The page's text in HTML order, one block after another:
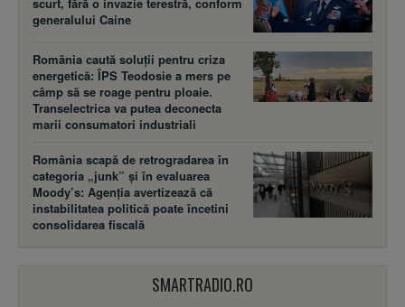
scurt, fără o invazie terestră, conform
generalului Caine
România caută soluții pentru criza
energetică: ÎPS Teodosie a mers pe
câmp să se roage pentru ploaie.
Transelectrica va putea deconecta
marii consumatori industriali
România scapă de retrogradarea în
categoria „junk” și în evaluarea
Moody’s: Agenția avertizează că
instabilitatea politică poate încetini
consolidarea fiscală
SMARTRADIO.RO